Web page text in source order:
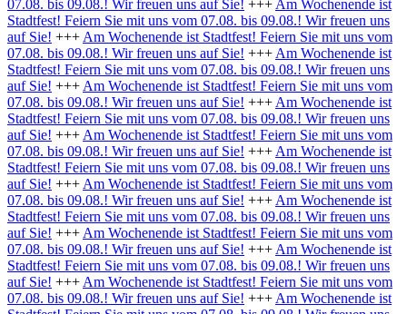
07.08. bis 09.08.! Wir freuen uns auf Sie! +++ Am Wochenende ist
Stadtfest! Feiern Sie mit uns vom 07.08. bis 09.08.! Wir freuen uns
auf Sie! +++ Am Wochenende ist Stadtfest! Feiern Sie mit uns vom
07.08. bis 09.08.! Wir freuen uns auf Sie! +++ Am Wochenende ist
Stadtfest! Feiern Sie mit uns vom 07.08. bis 09.08.! Wir freuen uns
auf Sie! +++ Am Wochenende ist Stadtfest! Feiern Sie mit uns vom
07.08. bis 09.08.! Wir freuen uns auf Sie! +++ Am Wochenende ist
Stadtfest! Feiern Sie mit uns vom 07.08. bis 09.08.! Wir freuen uns
auf Sie! +++ Am Wochenende ist Stadtfest! Feiern Sie mit uns vom
07.08. bis 09.08.! Wir freuen uns auf Sie! +++ Am Wochenende ist
Stadtfest! Feiern Sie mit uns vom 07.08. bis 09.08.! Wir freuen uns
auf Sie! +++ Am Wochenende ist Stadtfest! Feiern Sie mit uns vom
07.08. bis 09.08.! Wir freuen uns auf Sie! +++ Am Wochenende ist
Stadtfest! Feiern Sie mit uns vom 07.08. bis 09.08.! Wir freuen uns
auf Sie! +++ Am Wochenende ist Stadtfest! Feiern Sie mit uns vom
07.08. bis 09.08.! Wir freuen uns auf Sie! +++ Am Wochenende ist
Stadtfest! Feiern Sie mit uns vom 07.08. bis 09.08.! Wir freuen uns
auf Sie! +++ Am Wochenende ist Stadtfest! Feiern Sie mit uns vom
07.08. bis 09.08.! Wir freuen uns auf Sie! +++ Am Wochenende ist